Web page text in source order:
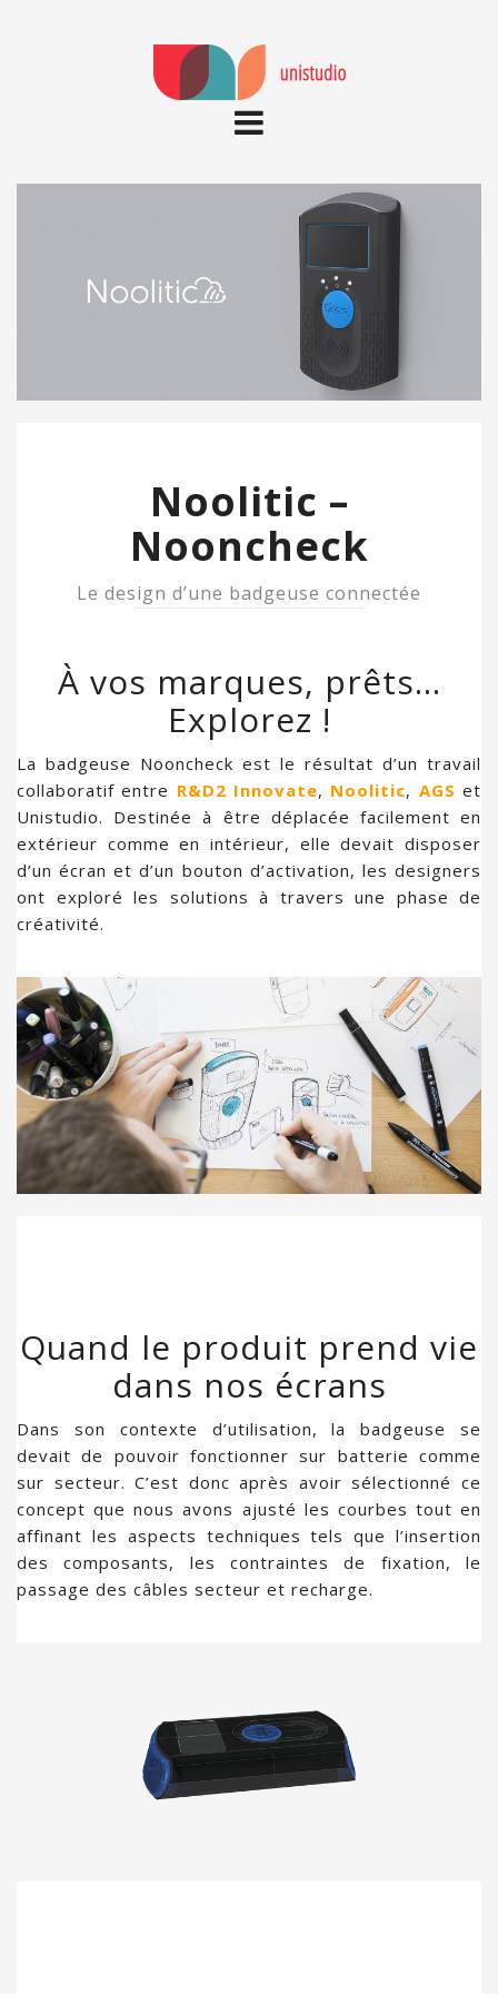
Noolitic –
Nooncheck
Le design d’une badgeuse connectée
À vos marques, prêts…
Explorez !
La badgeuse Nooncheck est le résultat d’un travail
collaboratif entre R&D2 Innovate, Noolitic, AGS et
Unistudio. Destinée à être déplacée facilement en
extérieur comme en intérieur, elle devait disposer
d’un écran et d’un bouton d’activation, les designers
ont exploré les solutions à travers une phase de
créativité.
Quand le produit prend vie
dans nos écrans
Dans son contexte d’utilisation, la badgeuse se
devait de pouvoir fonctionner sur batterie comme
sur secteur. C’est donc après avoir sélectionné ce
concept que nous avons ajusté les courbes tout en
affinant les aspects techniques tels que l’insertion
des composants, les contraintes de fixation, le
passage des câbles secteur et recharge.